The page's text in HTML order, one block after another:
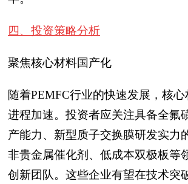
四、投资策略分析
聚焦核心材料国产化
随着PEMFC行业的快速发展，核
进程加速。投资者应关注具备全氟
产能力、新型质子交换膜研发实力
非贵金属催化剂、低成本双极板等
创新团队。这些企业有望在技术突